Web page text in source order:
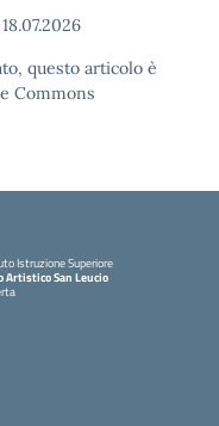
18.07.2026
questo articolo è
Commons
Istruzione Superiore
Artistico San Leucio